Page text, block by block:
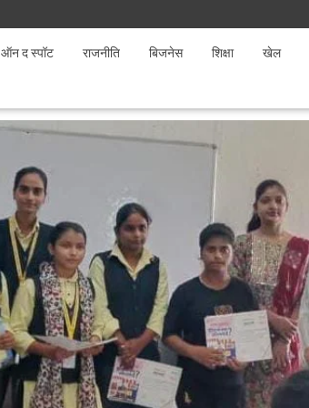
ऑन द स्पॉट राजनीति बिजनेस शिक्षा खेल